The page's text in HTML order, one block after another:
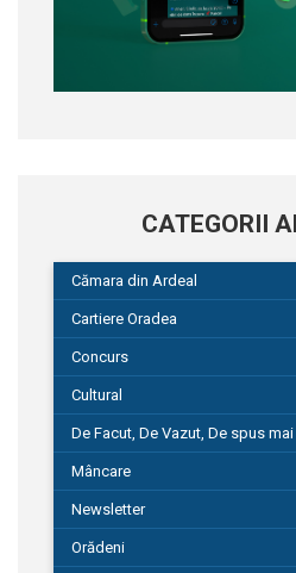
CATEGORII
Cămara din Ardeal
Cartiere Oradea
Concurs
Cultural
De Facut, De Vazut, De spus mai
580
Mâncare
Newsletter
Orădeni